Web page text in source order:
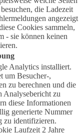
die Ladezeit
angezeigt
Cookies sammeln,
- sie können keinen
Analytics installiert.
um Besucher-,
zu berechnen und die
Analysebericht zu
diese Informationen
generierte Nummer
zu identifizieren.
Laufzeit 2 Jahre